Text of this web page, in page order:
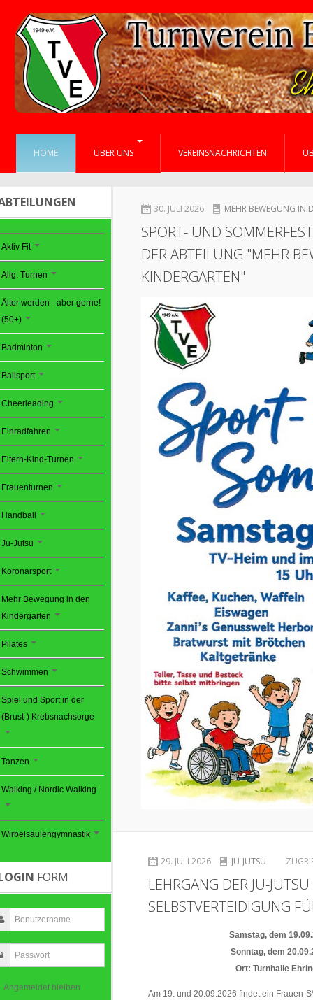
HOME ÜBER UNS VEREINSNACHRICHTEN
30. JULI 2026 MEHR BEWEGUNG IN
SPORT- UND
DER ABTEILUNG "MEHR
KINDERGARTEN"
29. JULI 2026 JU-JUTSU
LEHRGANG DER JU-
SELBSTVERTEIDIGUNG
Samstag, dem
Sonntag, dem
Ort: Turnhalle
Am 19. und 20.09.2026 findet ein Frauen-
Aktiv Fit
Allg. Turnen
Älter werden - aber gerne!
(50+)
Badminton
Ballsport
Cheerleading
Einradfahren
Eltern-Kind-Turnen
Frauenturnen
Handball
Ju-Jutsu
Koronarsport
Mehr Bewegung in den
Kindergarten
Pilates
Schwimmen
Spiel und Sport in der
(Brust-) Krebsnachsorge
Tanzen
Walking / Nordic Walking
Wirbelsäulengymnastik
FORM
Angemeldet bleiben